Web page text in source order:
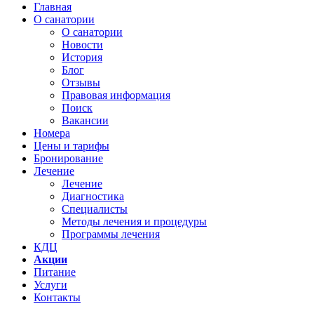
Главная
О санатории
О санатории
Новости
История
Блог
Отзывы
Правовая информация
Поиск
Вакансии
Номера
Цены и тарифы
Бронирование
Лечение
Лечение
Диагностика
Специалисты
Методы лечения и процедуры
Программы лечения
КДЦ
Акции
Питание
Услуги
Контакты